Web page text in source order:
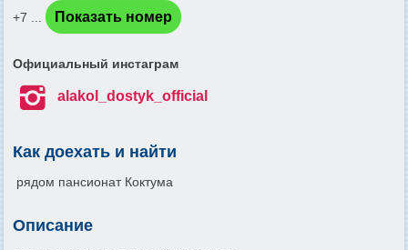
+7 ...
Показать номер
Официальный инстаграм
 alakol_dostyk_official
Как доехать и найти
рядом пансионат Коктума
Описание